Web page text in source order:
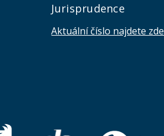
Jurisprudence
Aktuální číslo najdete zde